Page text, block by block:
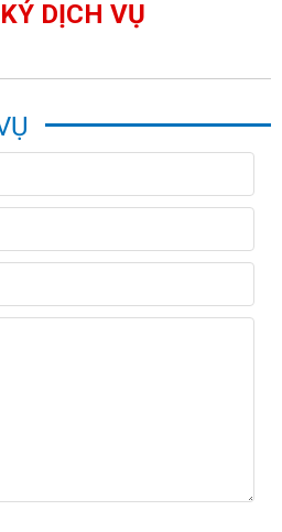
DỊCH VỤ